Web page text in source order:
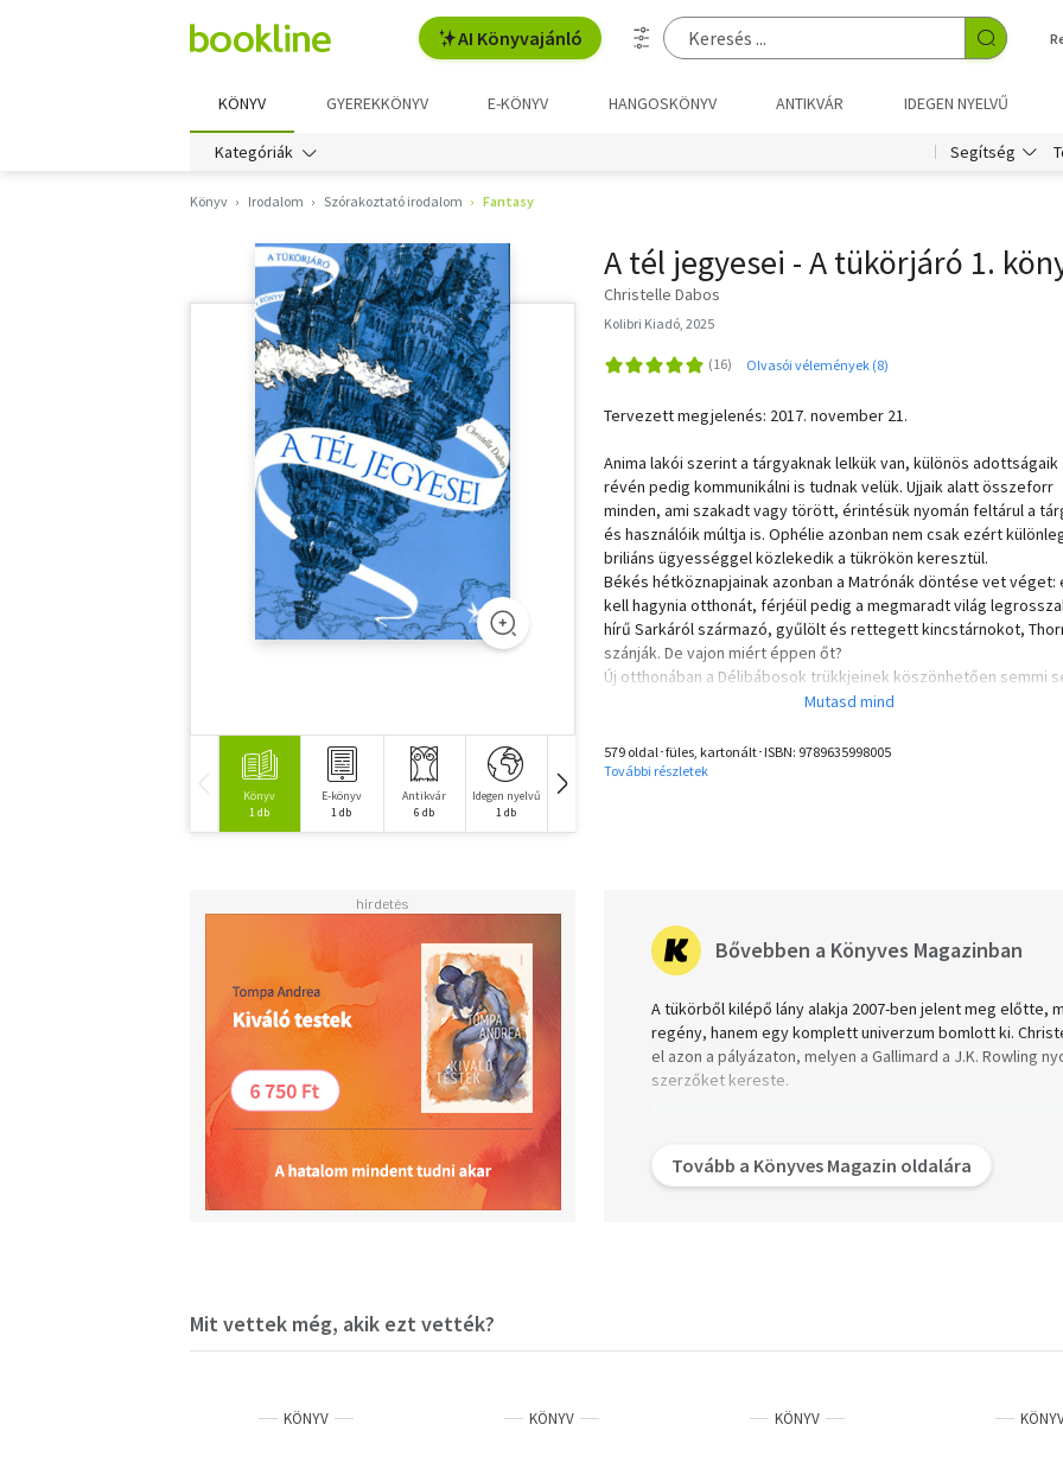
AI Könyvajánló
KÖNYV GYEREKKÖNYV E-KÖNYV HANGOSKÖNYV ANTIKVÁR IDEGEN NYELVŰ
Kategóriák Segítség
Könyv Irodalom Szórakoztató irodalom Fantasy
Könyv
1 db
E-könyv
1 db
Antikvár
6 db
Idegen nyelvű
1 db
Hangoskönyv
A tél jegyesei - A tükörjáró 1.
Christelle Dabos
Kolibri Kiadó, 2025
Olvasói vélemények (8)
Tervezett megjelenés: 2017. november 21.
Anima lakói szerint a tárgyaknak lelkük van, különös adottságaik
révén pedig kommunikálni is tudnak velük. Ujjaik alatt összeforr
minden, ami szakadt vagy törött, érintésük nyomán feltárul a
és használóik múltja is. Ophélie azonban nem csak ezért
briliáns ügyességgel közlekedik a tükrökön keresztül.
Békés hétköznapjainak azonban a Matrónák döntése vet véget:
kell hagynia otthonát, férjéül pedig a megmaradt világ
hírű Sarkáról származó, gyűlölt és rettegett kincstárnokot,
szánják. De vajon miért éppen őt?
Új otthonában a Délibábosok trükkjeinek köszönhetően semmi
az, aminek látszik. A lánynak az állandó káprázattal és a
gondolataiban sem lelhet biztonságra. Ophélie ráébred, hogy a
Légvár nemzetségei hatalmi harcának közepébe csöppent. Hogy
Olvasd el mások véleményét is!
579 oldal･füles, kartonált･ISBN: 9789635998005
További részletek
Bővebben a Könyves Magazinban
A tükörből kilépő lány alakja 2007-ben jelent meg előtte,
regény, hanem egy komplett univerzum bomlott ki.
el azon a pályázaton, melyen a Gallimard a J.K. Rowling
szerzőket kereste.
Tovább a Könyves Magazin oldalára
Mit vettek még, akik ezt vették?
KÖNYV KÖNYV KÖNYV